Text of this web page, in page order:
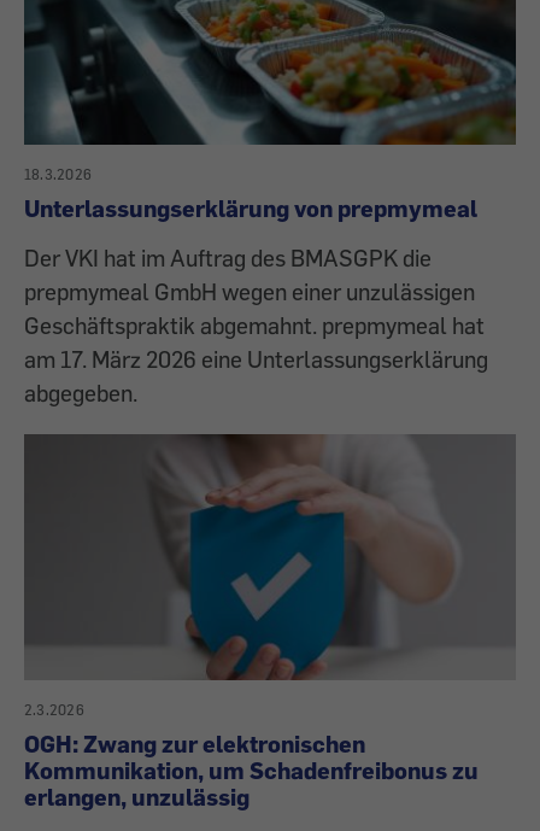
18.3.2026
Unterlassungserklärung von prepmymeal
Der VKI hat im Auftrag des BMASGPK die
prepmymeal GmbH wegen einer unzulässigen
Geschäftspraktik abgemahnt. prepmymeal hat
am 17. März 2026 eine Unterlassungserklärung
abgegeben.
2.3.2026
OGH: Zwang zur elektronischen
Kommunikation, um Schadenfreibonus zu
erlangen, unzulässig